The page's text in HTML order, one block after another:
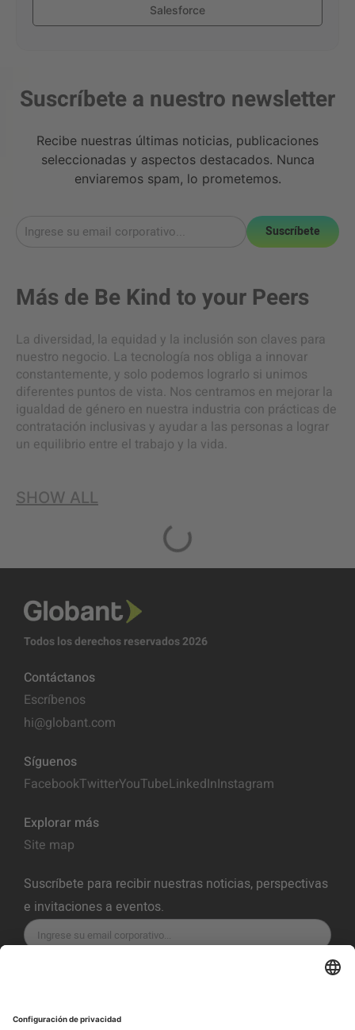
Salesforce
Suscríbete a nuestro newsletter
Recibe nuestras últimas noticias, publicaciones
seleccionadas y aspectos destacados. Nunca
enviaremos spam, lo prometemos.
Suscríbete
Más de Be Kind to your Peers
La diversidad, la equidad y la inclusión son claves para
nuestro negocio. La tecnología nos obliga a innovar
constantemente, y solo podemos lograrlo si unimos
diferentes puntos de vista. Nos centramos en mejorar la
igualdad de género en nuestra industria con prácticas de
contratación inclusivas y ayudar a las personas a lograr
un equilibrio entre el trabajo y la vida.
SHOW ALL
Todos los derechos reservados 2026
Contáctanos
Escríbenos
hi@globant.com
Síguenos
FacebookTwitterYouTubeLinkedInInstagram
Explorar más
Site map
Suscríbete para recibir nuestras noticias, perspectivas
e invitaciones a eventos.